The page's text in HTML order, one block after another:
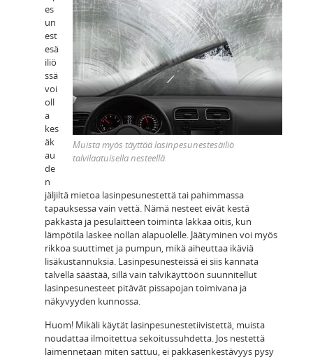
Muista myös täyttää lasinpesunestesäiliö
talvilaatuisella nesteellä.
es
un
est
esä
iliö
ssä
voi
oll
a
kes
äk
au
de
n
jäljiltä mietoa lasinpesunestettä tai pahimmassa
tapauksessa vain vettä. Nämä nesteet eivät kestä
pakkasta ja pesulaitteen toiminta lakkaa oitis, kun
lämpötila laskee nollan alapuolelle. Jäätyminen voi myös
rikkoa suuttimet ja pumpun, mikä aiheuttaa ikäviä
lisäkustannuksia. Lasinpesunesteissä ei siis kannata
talvella säästää, sillä vain talvikäyttöön suunnitellut
lasinpesunesteet pitävät pissapojan toimivana ja
näkyvyyden kunnossa.
Huom! Mikäli käytät lasinpesunestetiivistettä, muista
noudattaa ilmoitettua sekoitussuhdetta. Jos nestettä
laimennetaan miten sattuu, ei pakkasenkestävyys pysy